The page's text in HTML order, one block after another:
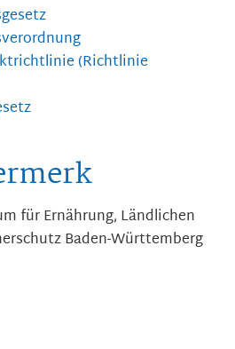
(Richtlinie
für Ernährung, Ländlichen
Baden-Württemberg